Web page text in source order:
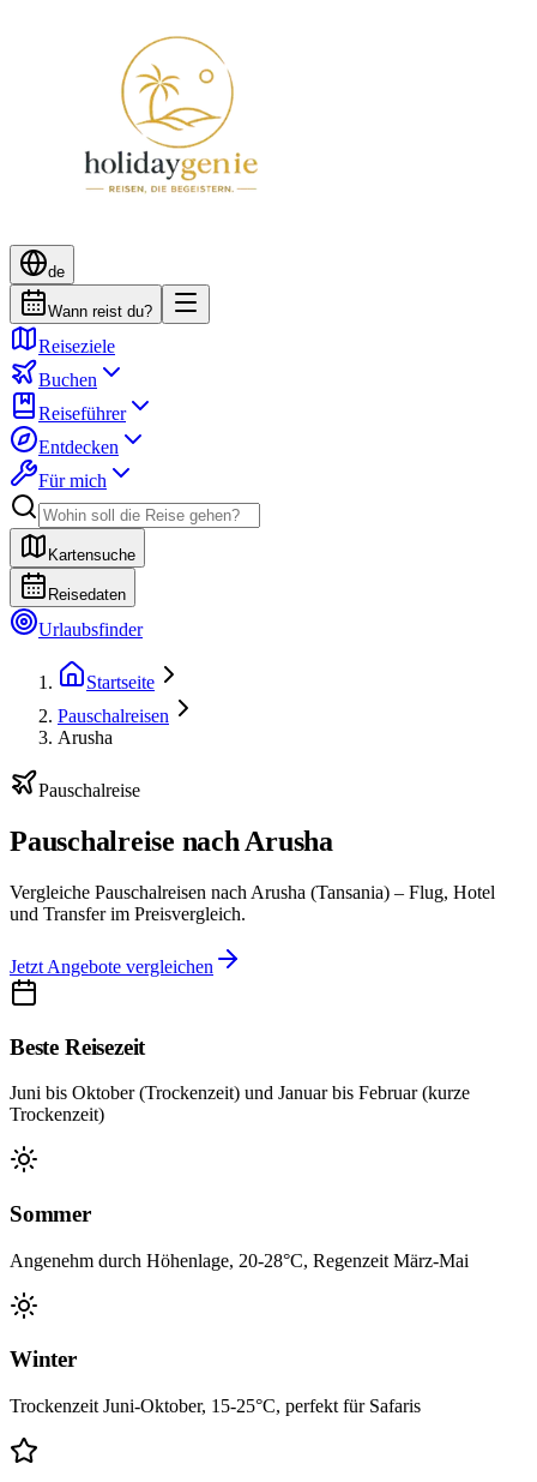
de
Wann reist du?
Reiseziele
Buchen
Reiseführer
Entdecken
Für mich
Kartensuche
Reisedaten
Urlaubsfinder
Startseite
Pauschalreisen
Arusha
Pauschalreise
Pauschalreise nach Arusha
Vergleiche Pauschalreisen nach Arusha (Tansania) – Flug, Hotel
und Transfer im Preisvergleich.
Jetzt Angebote vergleichen
Beste Reisezeit
Juni bis Oktober (Trockenzeit) und Januar bis Februar (kurze
Trockenzeit)
Sommer
Angenehm durch Höhenlage, 20-28°C, Regenzeit März-Mai
Winter
Trockenzeit Juni-Oktober, 15-25°C, perfekt für Safaris